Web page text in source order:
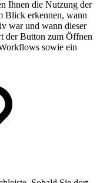
Ihnen die Nutzung der
Blick erkennen, wann
war und wann dieser
der Button zum Öffnen
sowie ein